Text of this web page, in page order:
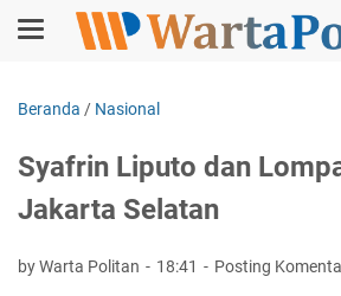
Beranda / Nasional
Syafrin Liputo dan
Jakarta Selatan
by Warta Politan 18:41 Posting